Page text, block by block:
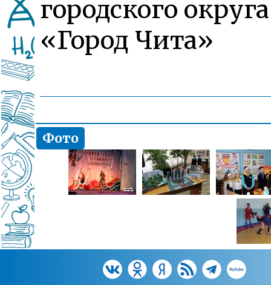
городского округа
«Город Чита»
Фото